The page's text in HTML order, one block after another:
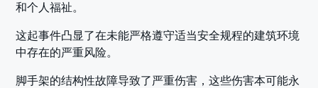
和个人福祉。
这起事件凸显了在未能严格遵守适当安全规程的建筑环境
中存在的严重风险。
脚手架的结构性故障导致了严重伤害，这些伤害本可能永